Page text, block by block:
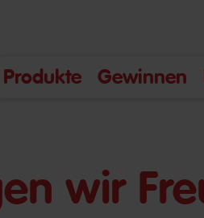
Produkte Gewinnen
wir